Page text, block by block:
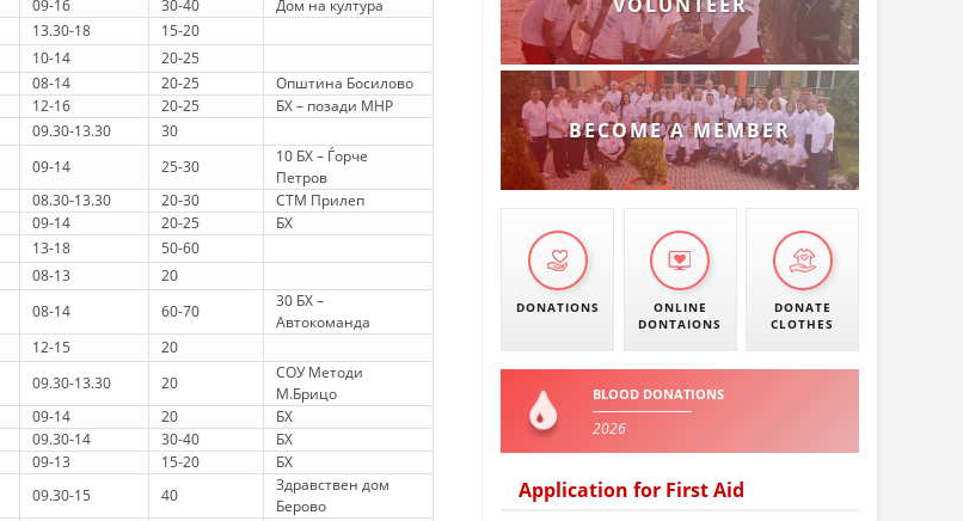
CONTACT INFO
MEMBERSHIP IN PROFESSIONAL STRUCTURES
LAW OF MACEDONIAN RED CROSS
STATUTE OF THE MRC
ORGANIZATIONAL DEVELOPMENT
EXECUTIVE BOARD
ASSEMBLY
STRUCTURAL SET UP
09-16 30-40
Дом на култура
13.30-18
15-20
10-14
20-25
08-14 20-25
Општина Босилово
12-16 20-25
БХ – позади МНР
09.30-13.30
30
09-14 25-30
10 БХ – Ѓорче
Петров
08.30-13.30 20-30
СТМ Прилеп
09-14 20-25
БХ
13-18
50-60
08-13
20
08-14 60-70
30 БХ –
Автокоманда
12-15
20
09.30-13.30 20
СОУ Методи
М.Брицо
09-14 20
БХ
09.30-14 30-40
БХ
09-13 15-20
БХ
09.30-15 40
Здравствен дом
Берово
VOLUNTEER
BECOME A MEMBER
DONATIONS
ONLINE
DONTAIONS
DONATE
CLOTHES
BLOOD DONATIONS
2026
Application for First Aid